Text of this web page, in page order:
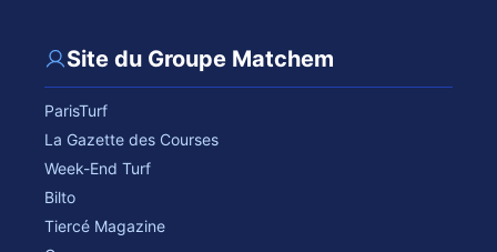
Site du Groupe Matchem
ParisTurf
La Gazette des Courses
Week-End Turf
Bilto
Tiercé Magazine